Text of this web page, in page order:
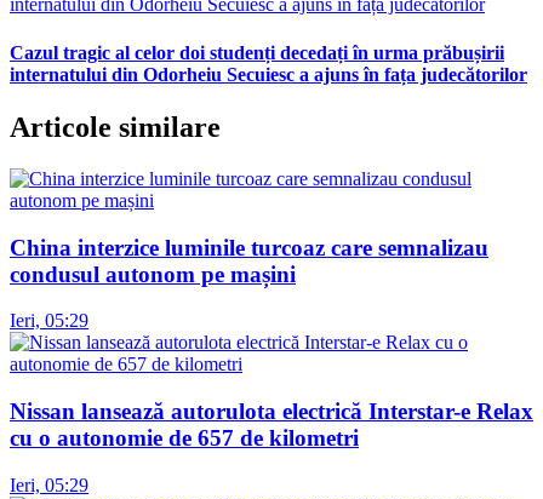
Cazul tragic al celor doi studenți decedați în urma prăbușirii
internatului din Odorheiu Secuiesc a ajuns în fața judecătorilor
Articole similare
China interzice luminile turcoaz care semnalizau
condusul autonom pe mașini
Ieri, 05:29
Nissan lansează autorulota electrică Interstar-e Relax
cu o autonomie de 657 de kilometri
Ieri, 05:29